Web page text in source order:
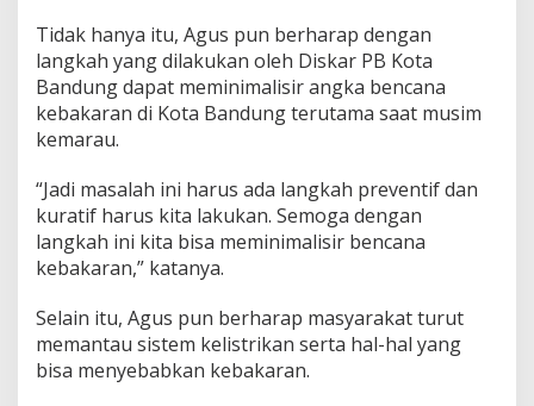
i
Tidak hanya itu, Agus pun berharap dengan
langkah yang dilakukan oleh Diskar PB Kota
Bandung dapat meminimalisir angka bencana
kebakaran di Kota Bandung terutama saat musim
kemarau.
“Jadi masalah ini harus ada langkah preventif dan
kuratif harus kita lakukan. Semoga dengan
langkah ini kita bisa meminimalisir bencana
kebakaran,” katanya.
Selain itu, Agus pun berharap masyarakat turut
memantau sistem kelistrikan serta hal-hal yang
bisa menyebabkan kebakaran.